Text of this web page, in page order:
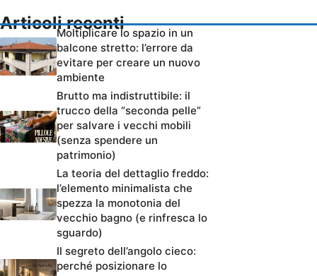
Articoli recenti
Moltiplicare lo spazio in un
balcone stretto: l’errore da
evitare per creare un nuovo
ambiente
Brutto ma indistruttibile: il
trucco della “seconda pelle”
per salvare i vecchi mobili
(senza spendere un
patrimonio)
La teoria del dettaglio freddo:
l’elemento minimalista che
spezza la monotonia del
vecchio bagno (e rinfresca lo
sguardo)
Il segreto dell’angolo cieco:
perché posizionare lo